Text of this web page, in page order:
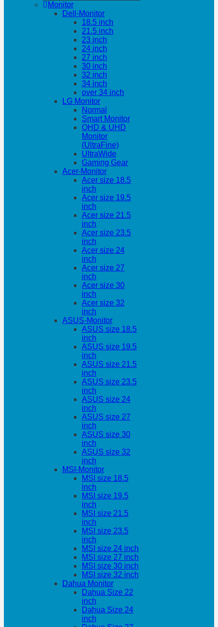
Monitor
Dell-Monitor
18.5 inch
21.5 inch
23 inch
24 inch
27 inch
30 inch
32 inch
34 inch
over 34 inch
LG Monitor
Normal
Smart Monitor
QHD & UHD
Monitor
(UltraFine)
UltraWide
Gaming Gear
Acer-Monitor
Acer size 18.5
inch
Acer size 19.5
inch
Acer size 21.5
inch
Acer size 23.5
inch
Acer size 24
inch
Acer size 27
inch
Acer size 30
inch
Acer size 32
inch
ASUS-Monitor
ASUS size 18.5
inch
ASUS size 19.5
inch
ASUS size 21.5
inch
ASUS size 23.5
inch
ASUS size 24
inch
ASUS size 27
inch
ASUS size 30
inch
ASUS size 32
inch
MSI-Monitor
MSI size 18.5
inch
MSI size 19.5
inch
MSI size 21.5
inch
MSI size 23.5
inch
MSI size 24 inch
MSI size 27 inch
MSI size 30 inch
MSI size 32 inch
Dahua Monitor
Dahua Size 22
inch
Dahua Size 24
inch